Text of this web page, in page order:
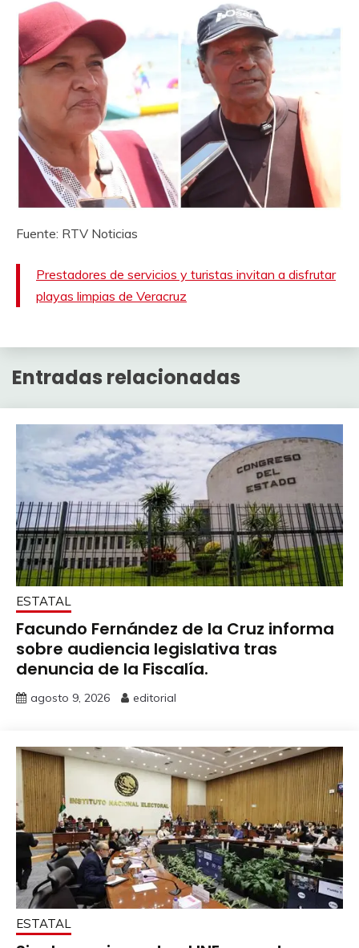
Fuente: RTV Noticias
Prestadores de servicios y turistas invitan a disfrutar
playas limpias de Veracruz
Entradas relacionadas
ESTATAL
Facundo Fernández de la Cruz informa
sobre audiencia legislativa tras
denuncia de la Fiscalía.
agosto 9, 2026 editorial
ESTATAL